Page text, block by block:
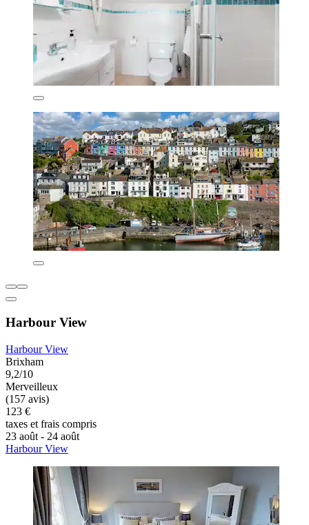
Harbour View
Harbour View
Brixham
9,2/10
Merveilleux
(157 avis)
123 €
taxes et frais compris
23 août - 24 août
Harbour View